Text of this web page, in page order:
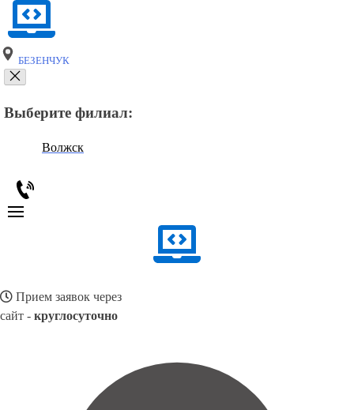
БЕЗЕНЧУК
Выберите филиал:
Волжск
Прием заявок через
сайт - круглосуточно